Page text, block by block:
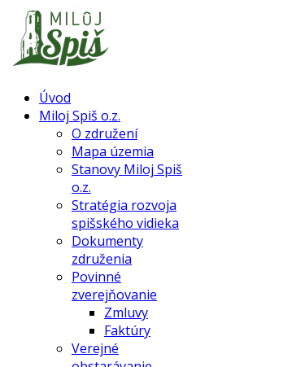
Úvod
Miloj Spiš o.z.
O združení
Mapa územia
Stanovy Miloj Spiš
o.z.
Stratégia rozvoja
spišského vidieka
Dokumenty
združenia
Povinné
zverejňovanie
Zmluvy
Faktúry
Verejné